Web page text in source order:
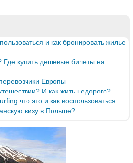
и как бронировать жилье
Где купить дешевые билеты на
Европы
И как жить недорого?
что это и как воспользоваться
визу в Польше?